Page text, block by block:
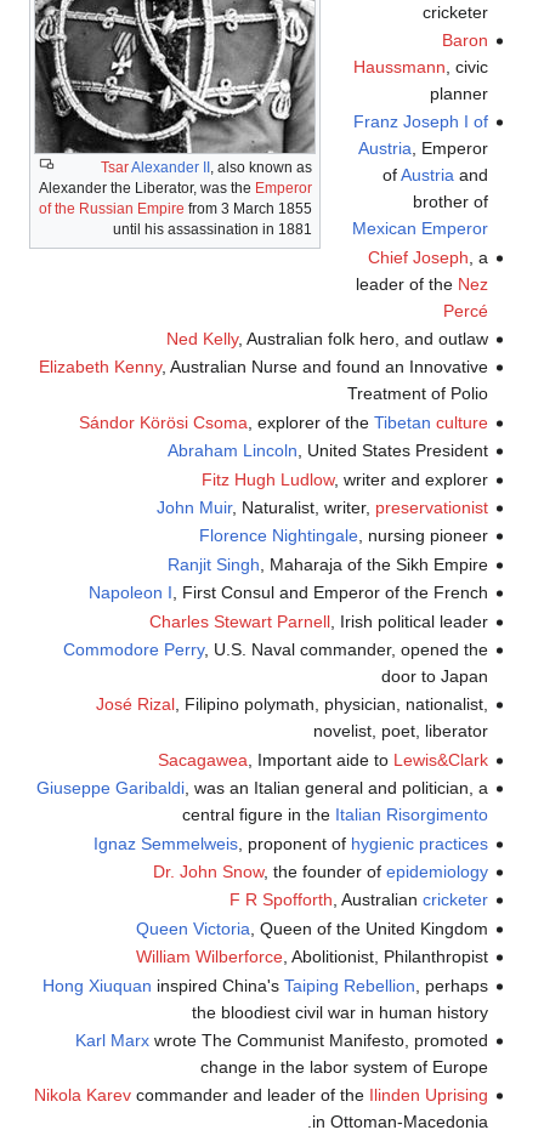
TsarAlexander II , also known as
Alexander the Liberator, was the Emperor
of the Russian Empire from 3 March 1855
until his assassination in 1881
cricketer
Baron
Haussmann , civic
planner
Franz Joseph I of
Austria, Emperor
ofAustriaand
brother of
Mexican Emperor
Chief Joseph , a
leader of the Nez
Percé
Ned Kelly, Australian folk hero, and outlaw
Elizabeth Kenny, Australian Nurse and found an Innovative
Treatment of Polio
Sándor Körösi Csoma , explorer of the Tibetan culture
Abraham Lincoln, United States President
Fitz Hugh Ludlow, writer and explorer
John Muir, Naturalist, writer, preservationist
Florence Nightingale, nursing pioneer
Ranjit Singh , Maharaja of the Sikh Empire
Napoleon I, First Consul and Emperor of the French
Charles Stewart Parnell, Irish political leader
Commodore Perry, U.S. Naval commander, opened the
door to Japan
José Rizal, Filipino polymath, physician, nationalist,
novelist, poet, liberator
Sacagawea , Important aide to Lewis&Clark
Giuseppe Garibaldi, was an Italian general and politician, a
central figure in the Italian Risorgimento
Ignaz Semmelweis, proponent of hygienic practices
Dr. John Snow, the founder of epidemiology
F R Spofforth, Australian cricketer
Queen Victoria , Queen of the United Kingdom
William Wilberforce, Abolitionist, Philanthropist
Hong Xiuquan inspired China's Taiping Rebellion , perhaps
the bloodiest civil war in human history
Karl Marxwrote The Communist Manifesto, promoted
change in the labor system of Europe
Nikola Karevcommander and leader of the Ilinden Uprising
in Ottoman-Macedonia.